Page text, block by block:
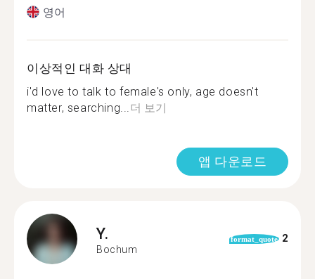
영어
이상적인 대화 상대
i'd love to talk to female's only, age doesn't
matter, searching... 더 보기
앱 다운로드
Y.
Bochum
format_quote 2